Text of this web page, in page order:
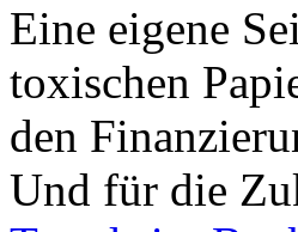
Eine eigene
toxischen
den
Und für die